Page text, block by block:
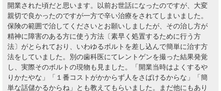
開業された頃だと思います。以前お世話になったのですが、大変
親切で良かったのですが一方で辛い治療をされてしまいました。
保険の範囲で治してくださいとお願いしましたが、その治し方が
精神に障害のある方に使う方法〔素早く処置するために行う方
法〕がとられており、いわゆるボルトを差し込んで簡単に治す方
法をしていました。別の歯科医にてレントゲンを撮った結果発覚
し、実際そのボルトの現物も見ました。「開業当時はよくするや
りかたやな」「１番コストがかからず人をさばけるからな」「簡
単な話儲かるからね」とも教えてもらいました。まだ他にもあり